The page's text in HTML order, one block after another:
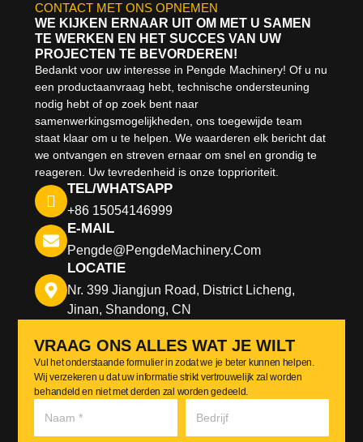
CONTACT MET ONS OPNEMEN
WE KIJKEN ERNAAR UIT OM MET U SAMEN
TE WERKEN EN HET SUCCES VAN UW
PROJECTEN TE BEVORDEREN!
Bedankt voor uw interesse in Pengde Machinery! Of u nu
een productaanvraag hebt, technische ondersteuning
nodig hebt of op zoek bent naar
samenwerkingsmogelijkheden, ons toegewijde team
staat klaar om u te helpen. We waarderen elk bericht dat
we ontvangen en streven ernaar om snel en grondig te
reageren. Uw tevredenheid is onze topprioriteit.
TEL/WHATSAPP
+86 15054146999
E-MAIL
Pengde@pengdeMachinery.com
LOCATIE
Nr. 399 Jiangjun Road, District Licheng,
Jinan, Shandong, CN
VRAAG ONS ALLES WAT JE WILT
Vul het onderstaande formulier in zodat we je beter kunnen helpen.
Wij verzekeren u dat uw informatie strikt vertrouwelijk zal worden
behandeld en niet met derden zal worden gedeeld.